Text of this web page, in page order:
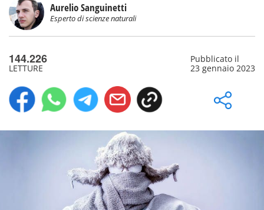
Aurelio Sanguinetti
Esperto di scienze naturali
144.226
LETTURE
Pubblicato il
23 gennaio 2023